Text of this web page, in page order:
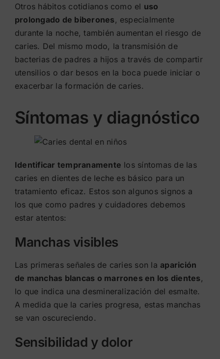
Otros hábitos cotidianos como el uso
prolongado de biberones, especialmente
durante la noche, también aumentan el riesgo de
caries. Del mismo modo, la transmisión de
bacterias de padres a hijos a través de compartir
utensilios o dar besos en la boca puede iniciar o
exacerbar la formación de caries.
Síntomas y diagnóstico
Identificar tempranamente los síntomas de las
caries en dientes de leche es básico para un
tratamiento eficaz. Estos son algunos signos a
los que como padres y cuidadores debemos
estar atentos:
Manchas visibles
Las primeras señales de caries son laaparición
de manchas blancas o marrones en los dientes ,
lo que indica una desmineralización del esmalte.
A medida que la caries progresa, estas manchas
se van oscureciendo.
Sensibilidad y dolor